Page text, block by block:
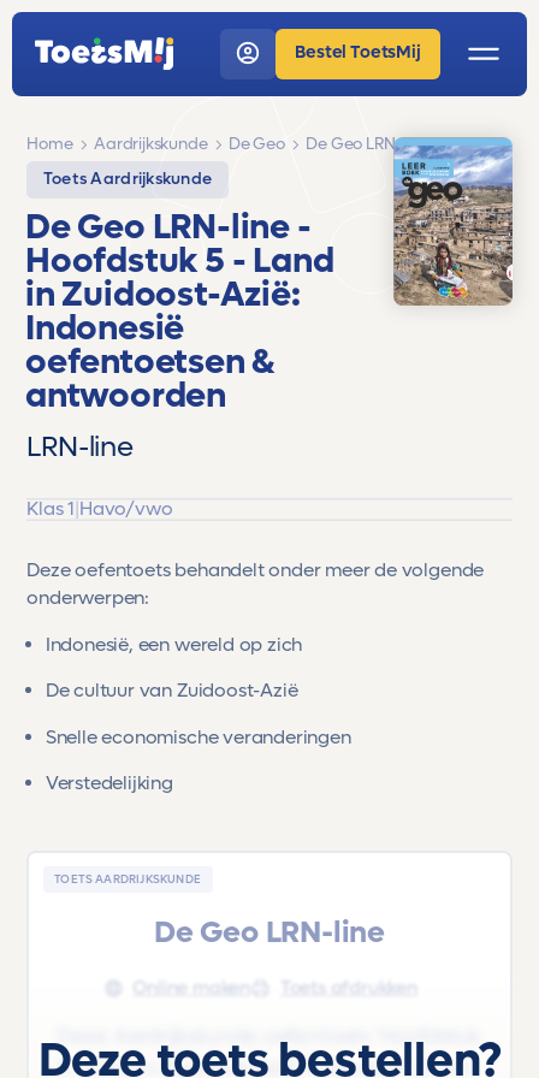
Bestel ToetsMij
Home Aardrijkskunde De Geo
De Geo LRN-line
Toets Aardrijkskunde
De Geo LRN-line-
Hoofdstuk 5 - Land
in Zuidoost-Azië:
Indonesië
oefentoetsen &
antwoorden
LRN-line
Klas 1|Havo/vwo
Deze oefentoets behandelt onder meer de volgende
onderwerpen:
Indonesië, een wereld op zich
De cultuur van Zuidoost-Azië
Snelle economische veranderingen
Verstedelijking
TOETS AARDRIJKSKUNDE
De Geo LRN-line
Online maken Toets afdrukken
Deze Aardrijkskunde oefentoets 'Hoofdstuk
5 - Land in Zuidoost-Azië: Indonesië' uit het
Deze toets bestellen?